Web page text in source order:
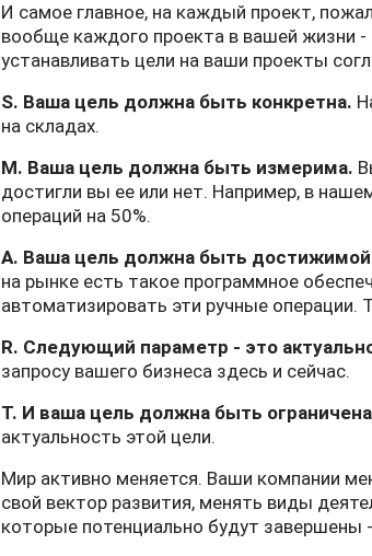
И самое главное, на каждый проект,
вообще каждого проекта в вашей жизни
устанавливать цели на ваши проекты
S. Ваша цель должна быть конкретна.
на складах.
M. Ваша цель должна быть измерима.
достигли вы ее или нет. Например, в
операций на 50%.
A. Ваша цель должна быть
на рынке есть такое программное
автоматизировать эти ручные
R. Следующий параметр - это
запросу вашего бизнеса здесь и сейчас.
T. И ваша цель должна быть
актуальность этой цели.
Мир активно меняется. Ваши компании
свой вектор развития, менять виды
которые потенциально будут завершены